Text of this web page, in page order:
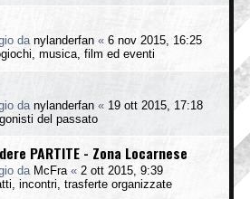
da nylanderfan « 6 nov 2015, 16:25
musica, film ed eventi
da nylanderfan « 19 ott 2015, 17:18
del passato
PARTITE - Zona Locarnese
da McFra « 2 ott 2015, 9:39
incontri, trasferte organizzate